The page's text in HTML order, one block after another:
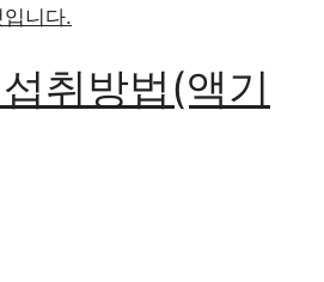
니다.
취방법(액기